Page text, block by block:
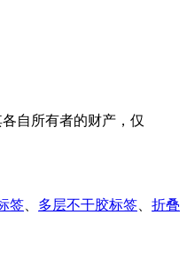
自所有者的财产，仅
签、 多层不干胶标签、 折叠